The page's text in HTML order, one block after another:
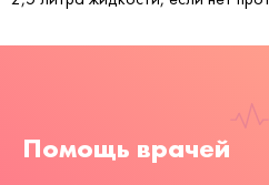
Помощь врачей